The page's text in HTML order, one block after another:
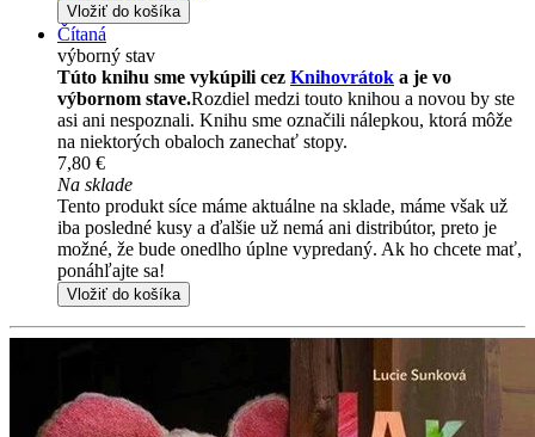
Vložiť do košíka
Čítaná
výborný stav
Túto knihu sme vykúpili cez Knihovrátok a je vo
výbornom stave.Rozdiel medzi touto knihou a novou by ste
asi ani nespoznali. Knihu sme označili nálepkou, ktorá môže
na niektorých obaloch zanechať stopy.
7,80 €
Na sklade
Tento produkt síce máme aktuálne na sklade, máme však už
iba posledné kusy a ďalšie už nemá ani distribútor, preto je
možné, že bude onedlho úplne vypredaný. Ak ho chcete mať,
ponáhľajte sa!
Vložiť do košíka